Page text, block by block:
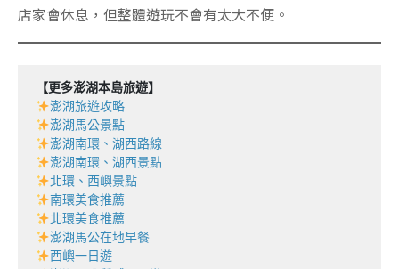
店家會休息，但整體遊玩不會有太大不便。
【更多澎湖本島旅遊】
澎湖旅遊攻略
澎湖馬公景點
澎湖南環、湖西路線
澎湖南環、湖西景點
北環、西嶼景點
南環美食推薦
北環美食推薦
澎湖馬公在地早餐
西嶼一日遊